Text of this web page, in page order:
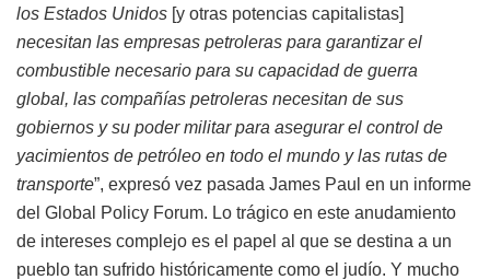
los Estados Unidos [y otras potencias capitalistas]
necesitan las empresas petroleras para garantizar el
combustible necesario para su capacidad de guerra
global, las compañías petroleras necesitan de sus
gobiernos y su poder militar para asegurar el control de
yacimientos de petróleo en todo el mundo y las rutas de
transporte”, expresó vez pasada James Paul en un informe
del Global Policy Forum. Lo trágico en este anudamiento
de intereses complejo es el papel al que se destina a un
pueblo tan sufrido históricamente como el judío. Y mucho